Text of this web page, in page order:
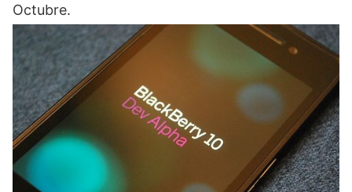
Octubre.